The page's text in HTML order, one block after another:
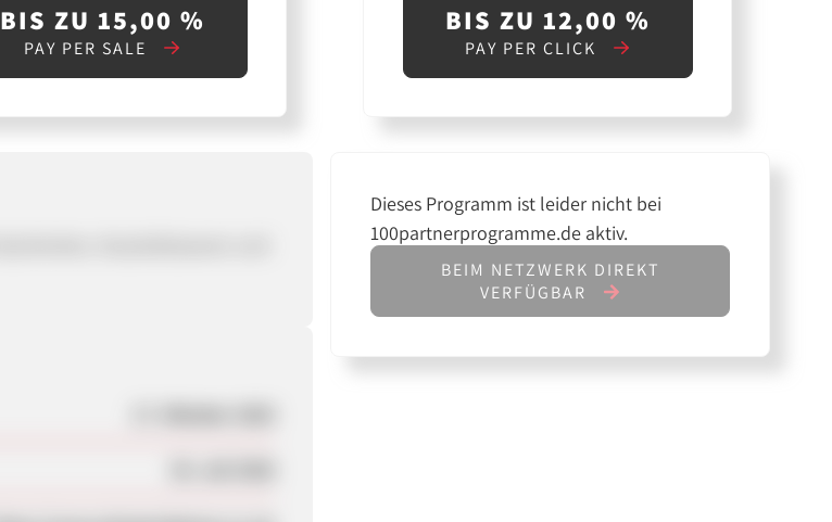
BIS ZU 15,00 %
PAY PER SALE
BIS ZU 12,00 %
PAY PER CLICK
Dieses Programm ist leider nicht bei
100partnerprogramme.de aktiv.
BEIM NETZWERK DIREKT
VERFÜGBAR